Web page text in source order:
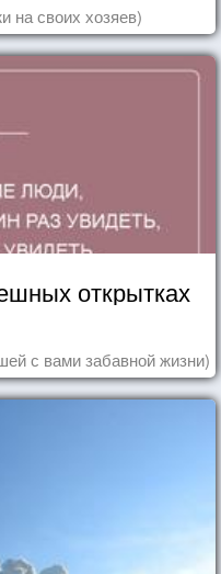
на своих хозяев)
открытках
с вами забавной жизни)